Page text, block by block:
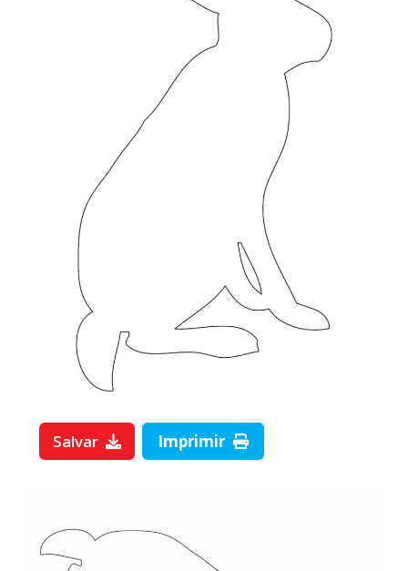
Salvar Imprimir